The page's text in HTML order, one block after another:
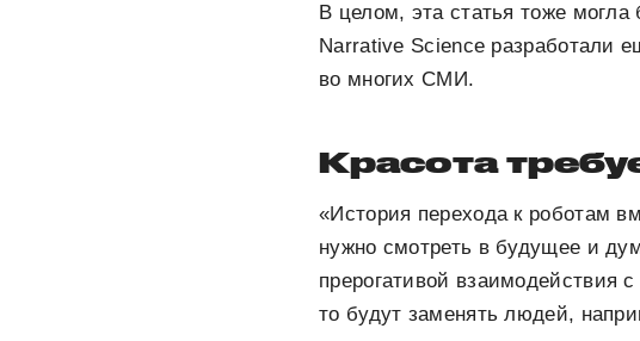
В целом, эта статья тоже
Narrative Science разработали
во многих СМИ.
Красота
«История перехода к роботам
нужно смотреть в будущее и
прерогативой взаимодействия
то будут заменять людей,